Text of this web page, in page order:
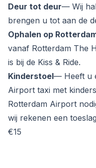
Deur tot deur— Wij
brengen u tot aan de
Ophalen op
vanaf Rotterdam The
is bij de Kiss & Ride.
Kinderstoel— Heeft u
Airport taxi met
Rotterdam Airport
wij rekenen een
€15